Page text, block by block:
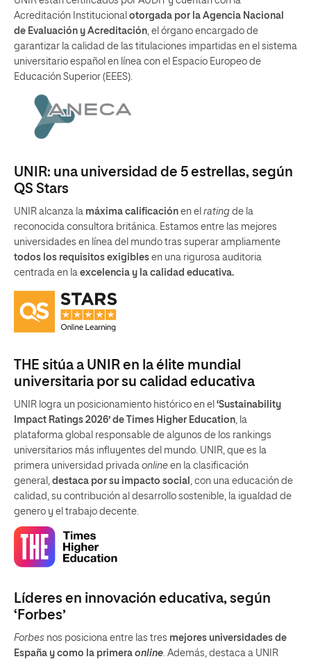
Acreditación Institucional otorgada por la Agencia Nacional
de Evaluación y Acreditación, el órgano encargado de
garantizar la calidad de las titulaciones impartidas en el sistema
universitario español en línea con el Espacio Europeo de
Educación Superior (EEES).
UNIR: una universidad de 5 estrellas, según
QS Stars
UNIR alcanza la máxima calificación en el rating de la
reconocida consultora británica. Estamos entre las mejores
universidades en línea del mundo tras superar ampliamente
todos los requisitos exigibles en una rigurosa auditoria
centrada en la excelencia y la calidad educativa.
THE sitúa a UNIR en la élite mundial
universitaria por su calidad educativa
UNIR logra un posicionamiento histórico en el ‘Sustainability
Impact Ratings 2026’ de Times Higher Education , la
plataforma global responsable de algunos de los rankings
universitarios más influyentes del mundo. UNIR, que es la
primera universidad privada online en la clasificación
general, destaca por su impacto social
, con una educación de
calidad, su contribución al desarrollo sostenible, la igualdad de
genero y el trabajo decente.
Líderes en innovación educativa, según
‘Forbes’
Forbes nos posiciona entre las tres mejores universidades de
España y como la primera online. Además, destaca a UNIR